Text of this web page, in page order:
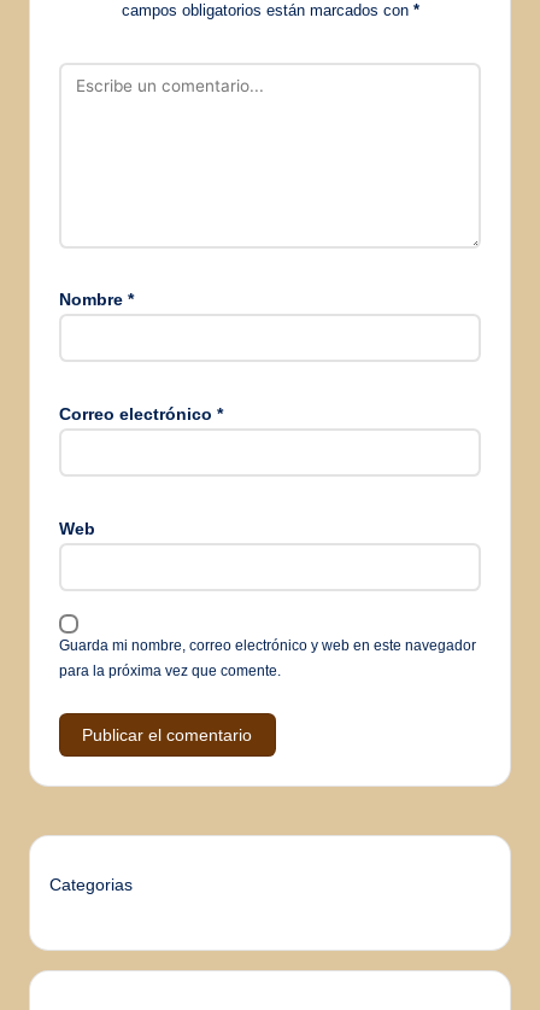
campos obligatorios están marcados con *
Nombre *
Correo electrónico *
Web
Guarda mi nombre, correo electrónico y web en este navegador
para la próxima vez que comente.
Categorias